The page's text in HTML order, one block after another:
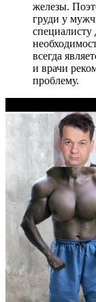
железы.
груди у
специалисту
всегда
и врачи
проблему.